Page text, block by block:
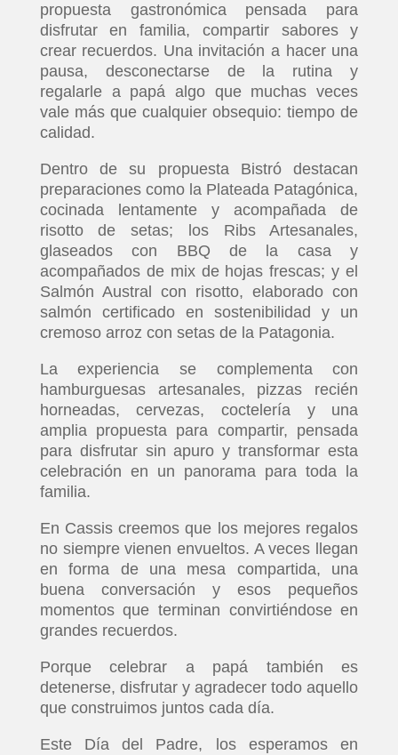
propuesta gastronómica pensada para
disfrutar en familia, compartir sabores y
crear recuerdos. Una invitación a hacer una
pausa, desconectarse de la rutina y
regalarle a papá algo que muchas veces
vale más que cualquier obsequio: tiempo de
calidad.
Dentro de su propuesta Bistró destacan
preparaciones como la Plateada Patagónica,
cocinada lentamente y acompañada de
risotto de setas; los Ribs Artesanales,
glaseados con BBQ de la casa y
acompañados de mix de hojas frescas; y el
Salmón Austral con risotto, elaborado con
salmón certificado en sostenibilidad y un
cremoso arroz con setas de la Patagonia.
La experiencia se complementa con
hamburguesas artesanales, pizzas recién
horneadas, cervezas, coctelería y una
amplia propuesta para compartir, pensada
para disfrutar sin apuro y transformar esta
celebración en un panorama para toda la
familia.
En Cassis creemos que los mejores regalos
no siempre vienen envueltos. A veces llegan
en forma de una mesa compartida, una
buena conversación y esos pequeños
momentos que terminan convirtiéndose en
grandes recuerdos.
Porque celebrar a papá también es
detenerse, disfrutar y agradecer todo aquello
que construimos juntos cada día.
Este Día del Padre, los esperamos en